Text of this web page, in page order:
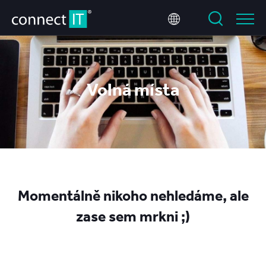
Volná místa
Momentálně nikoho nehledáme, ale
zase sem mrkni ;)